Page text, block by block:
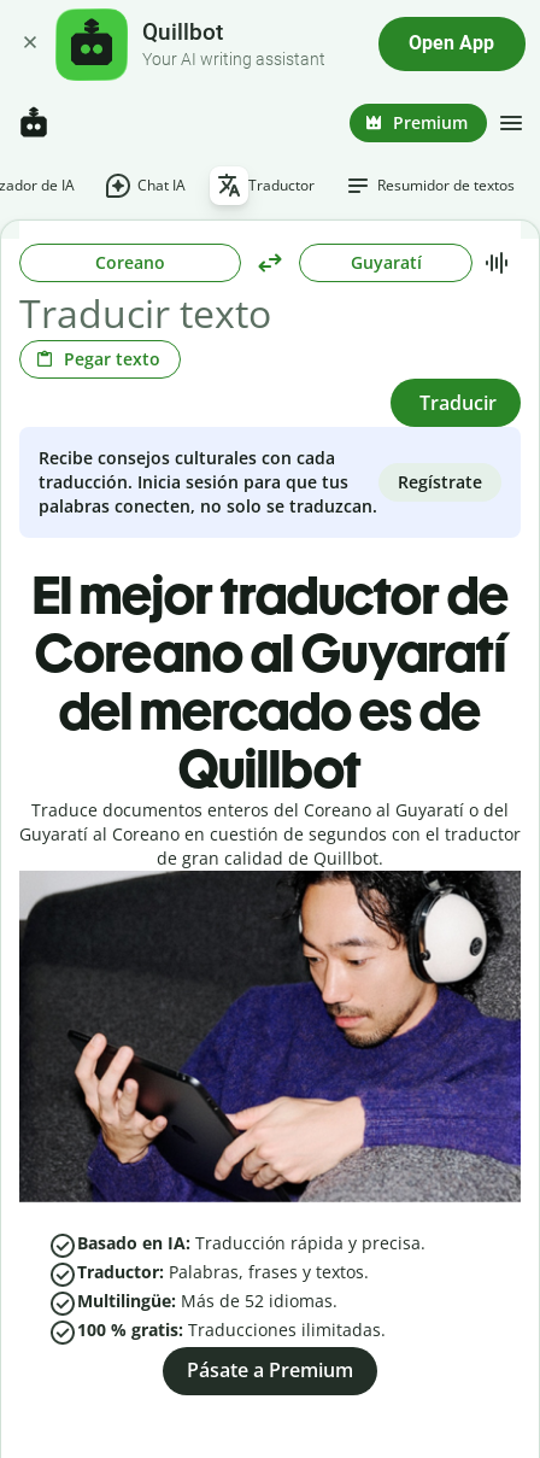
Quillbot
Your AI writing assistant
Open App
Premium
de IA Chat IA Traductor Resumidor de textos
Coreano Guyaratí
Pegar texto
Traducir
Recibe consejos culturales con cada
traducción. Inicia sesión para que tus
palabras conecten, no solo se traduzcan.
Regístrate
El mejor traductor de
Coreano al Guyaratí
del mercado es de
Quillbot
Traduce documentos enteros del Coreano al Guyaratí o del
Guyaratí al Coreano en cuestión de segundos con el traductor
de gran calidad de Quillbot.
Basado en IA: Traducción rápida y precisa.
Traductor: Palabras, frases y textos.
Multilingüe: Más de 52 idiomas.
100 % gratis: Traducciones ilimitadas.
Pásate a Premium